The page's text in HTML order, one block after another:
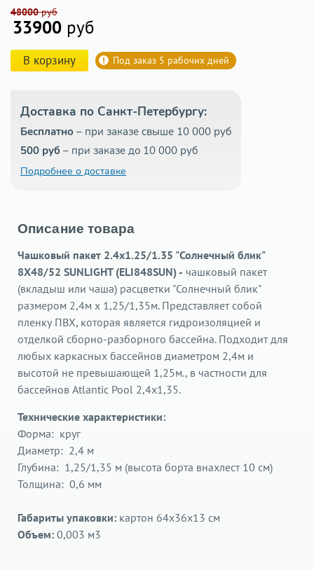
48000руб
33900 руб
В корзину Под заказ 5 рабочих дней
Доставка по Санкт-Петербургу:
Бесплатно – при заказе свыше 10 000 руб
500 руб – при заказе до 10 000 руб
Подробнее о доставке
Описание товара
Чашковый пакет 2.4х1.25/1.35 "Солнечный блик"
8X48/52 SUNLIGHT (ELI848SUN) - чашковый пакет
(вкладыш или чаша) расцветки "Солнечный блик"
размером 2,4м х 1,25/1,35м. Представляет собой
пленку ПВХ, которая является гидроизоляцией и
отделкой сборно-разборного бассейна. Подходит для
любых каркасных бассейнов диаметром 2,4м и
высотой не превышающей 1,25м., в частности для
бассейнов Atlantic Pool 2,4x1,35.
Технические характеристики:
Форма: круг
Диаметр: 2,4 м
Глубина: 1,25/1,35 м (высота борта внахлест 10 см)
Толщина: 0,6 мм
Габариты упаковки: картон 64х36х13 cм
Объем: 0,003 м3